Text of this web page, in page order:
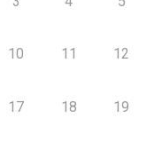
10 11 12
17 18 19